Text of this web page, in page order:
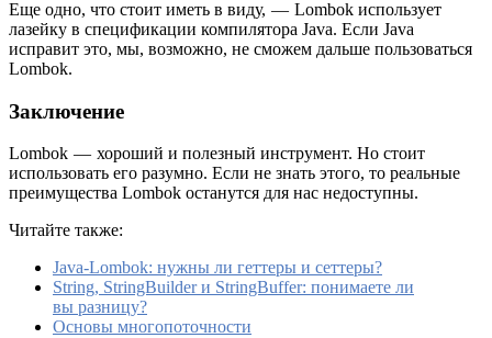
Еще одно, что стоит иметь в виду, — Lombok использует
лазейку в спецификации компилятора Java. Если Java
исправит это, мы, возможно, не сможем дальше пользоваться
Lombok.
Заключение
Lombok — хороший и полезный инструмент. Но стоит
использовать его разумно. Если не знать этого, то реальные
преимущества Lombok останутся для нас недоступны.
Читайте также:
Java-Lombok: нужны ли геттеры и сеттеры?
String, StringBuilder и StringBuffer: понимаете ли
вы разницу?
Основы многопоточности